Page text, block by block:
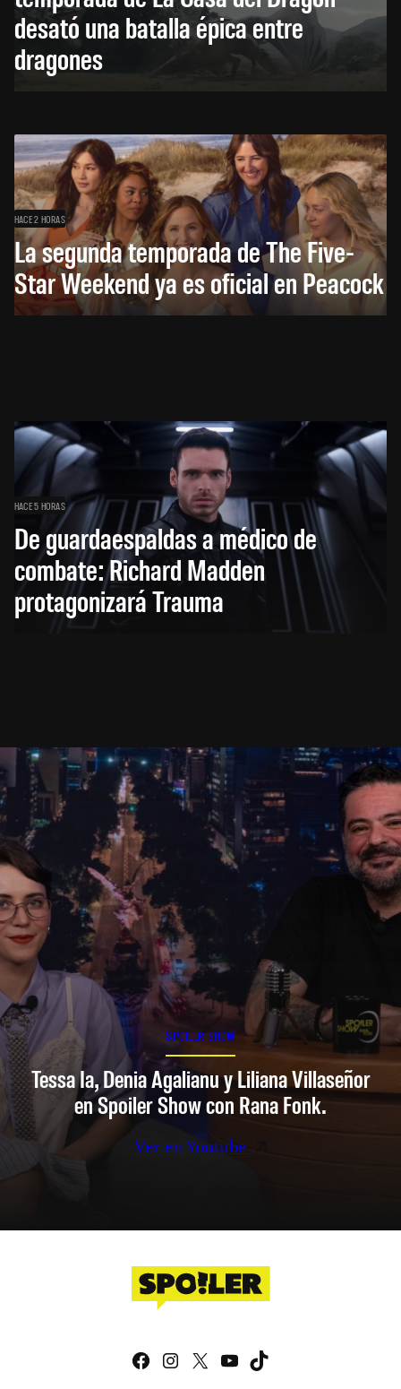
desató una batalla épica entre
dragones
HACE 2 HORAS
La segunda temporada de The Five-
Star Weekend ya es oficial en Peacock
HACE 5 HORAS
De guardaespaldas a médico de
combate: Richard Madden
protagonizará Trauma
SPOILER SHOW
Tessa Ia, Denia Agalianu y Liliana Villaseñor
en Spoiler Show con Rana Fonk.
Ver en Youtube
Facebook
Instagram
X YouTube